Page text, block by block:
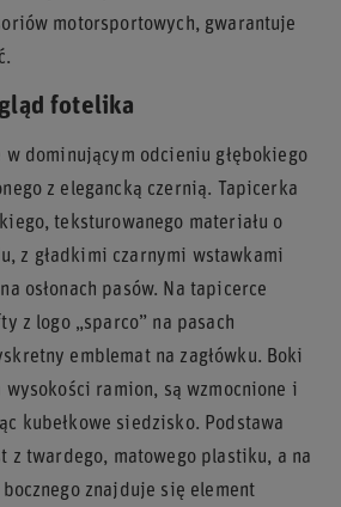
motorsportowych, gwarantuje
fotelika
dominującym odcieniu głębokiego
z elegancką czernią. Tapicerka
teksturowanego materiału o
z gładkimi czarnymi wstawkami
osłonach pasów. Na tapicerce
z logo „sparco” na pasach
emblemat na zagłówku. Boki
wysokości ramion, są wzmocnione i
kubełkowe siedzisko. Podstawa
z twardego, matowego plastiku, a na
znajduje się element